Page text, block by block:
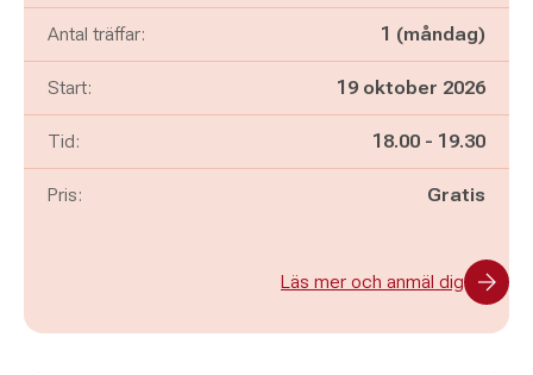
Antal träffar: 1 (måndag)
Start: 19 oktober 2026
Tid: Pågår mellan
18.00 - och
19.30
Pris: Gratis
Läs mer och anmäl dig